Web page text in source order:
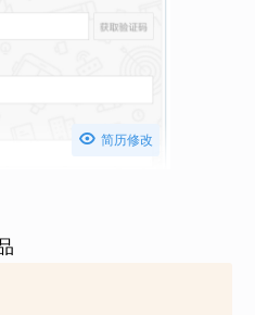
 简历修改